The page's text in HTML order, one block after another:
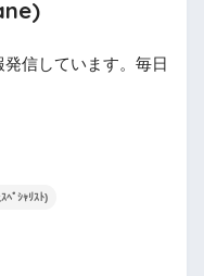
信しています。毎日
ﾍﾟｼｬﾘｽﾄ)